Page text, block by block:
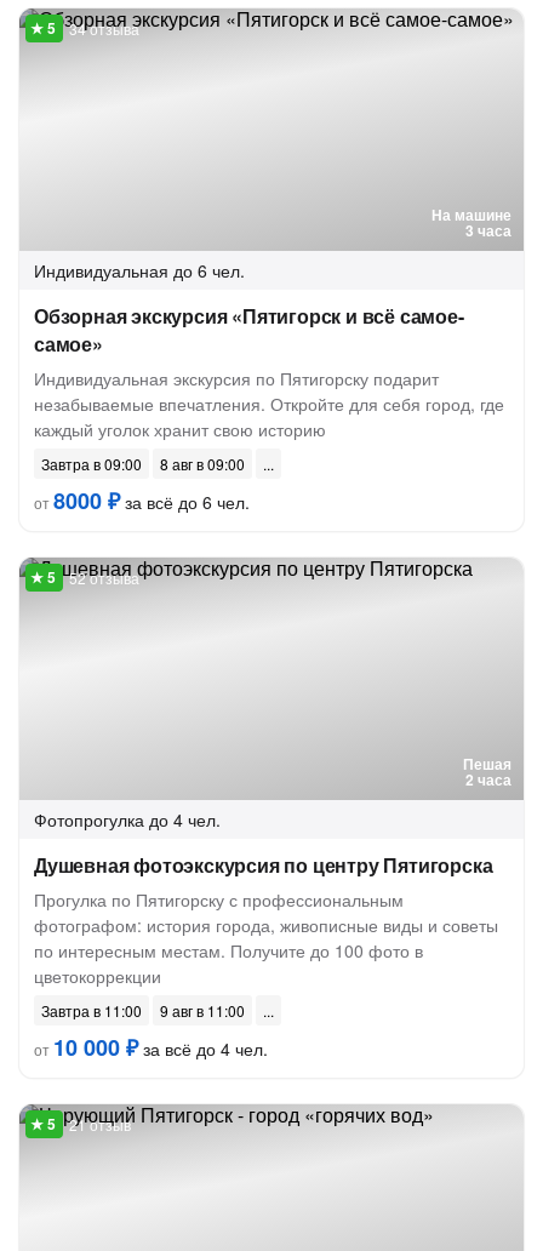
На машине
3 часа
34 отзыва
Индивидуальная до 6 чел.
Обзорная экскурсия «Пятигорск и всё самое-
самое»
Индивидуальная экскурсия по Пятигорску подарит
незабываемые впечатления. Откройте для себя город, где
каждый уголок хранит свою историю
Завтра в 09:00
8 авг в 09:00
от8000 ₽за всё до 6 чел.
Пешая
2 часа
52 отзыва
Фотопрогулка до 4 чел.
Душевная фотоэкскурсия по центру Пятигорска
Прогулка по Пятигорску с профессиональным
фотографом: история города, живописные виды и советы
по интересным местам. Получите до 100 фото в
цветокоррекции
Завтра в 11:00
9 авг в 11:00
от 10 000 ₽за всё до 4 чел.
21 отзыв